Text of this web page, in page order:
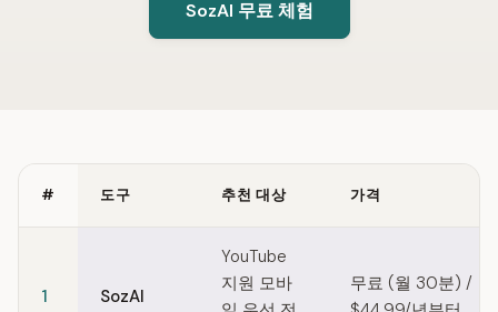
SozAI 무료 체험
# 도구 추천 대상 가격
1 SozAI
YouTube
지원 모바
무료 (월 30분) /